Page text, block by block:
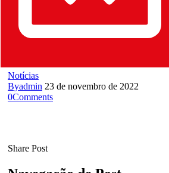
Notícias
Byadmin 23 de novembro de 2022
0Comments
Share Post